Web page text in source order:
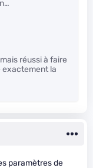
réussi à faire
exactement la
paramètres de